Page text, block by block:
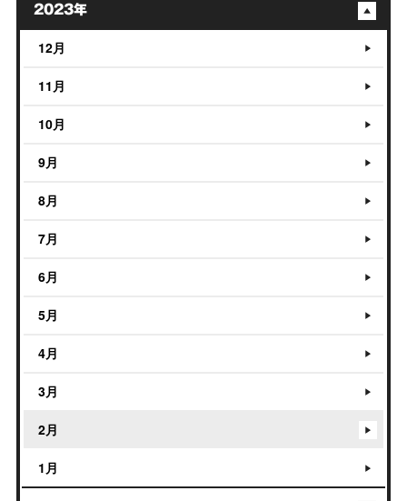
2023年
12月
11月
10月
9月
8月
7月
6月
5月
4月
3月
2月
1月